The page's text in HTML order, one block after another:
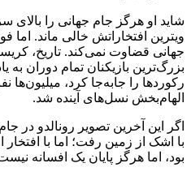
شاید او هرگز جام جهانی را بالای
ویترین افتخاراتش خالی ماند. اما
جهانی قضاوت نمی‌کند. تاریخ،
بزرگ‌ترین بازیکنان تمام دوران به
رکوردها را جابه‌جا کرد، میلیون‌ها
الهام‌بخش نسل‌های آینده شد.
اگر این آخرین تصویر رونالدو در
با اشک از زمین رفت؛ اما با افتخار
بود، اما هرگز پایان یک افسانه